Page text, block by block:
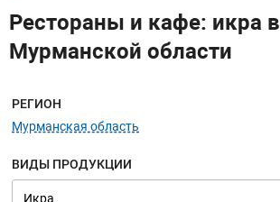
Рестораны и кафе: икра в
Мурманской области
Меню навигации
РЕГИОН
Мурманская область
ВИДЫ ПРОДУКЦИИ